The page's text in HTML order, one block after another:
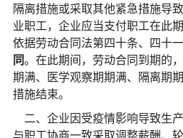
隔离措施或采取其他紧急措施导
业职工，企业应当支付职工在此
依据劳动合同法第四十条、四十
同。在此期间，劳动合同到期的
期满、医学观察期期满、隔离期
措施结束。
二、企业因受疫情影响导致生
与职工协商一致采取调整薪酬、